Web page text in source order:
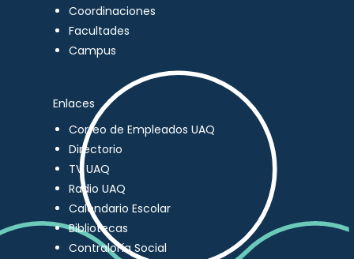
Coordinaciones
Facultades
Campus
Enlaces
Correo de Empleados UAQ
Directorio
TV UAQ
Radio UAQ
Calendario Escolar
Bibliotecas
Contraloría Social